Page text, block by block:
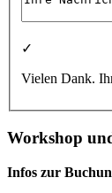
✓
Vielen Dank.
Workshop
Infos zur